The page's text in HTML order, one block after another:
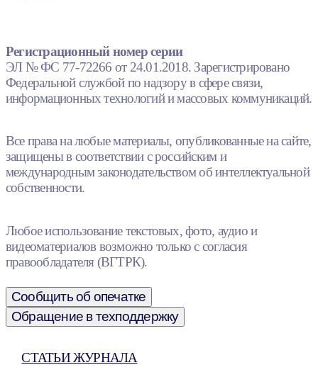
Регистрационный номер серии
ЭЛ № ФС 77-72266 от 24.01.2018. Зарегистрировано
Федеральной службой по надзору в сфере связи,
информационных технологий и массовых коммуникаций.
Все права на любые материалы, опубликованные на сайте,
защищены в соответствии с российским и
международным законодательством об интеллектуальной
собственности.
Любое использование текстовых, фото, аудио и
видеоматериалов возможно только с согласия
правообладателя (ВГТРК).
Сообщить об опечатке
Обращение в техподдержку
СТАТЬИ ЖУРНАЛА